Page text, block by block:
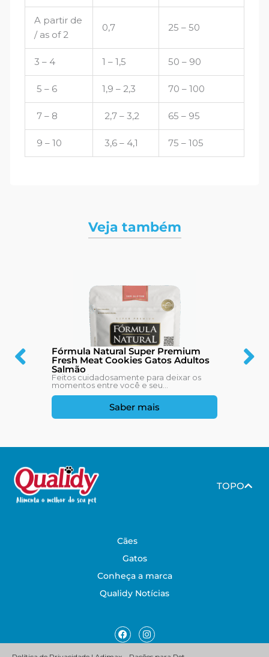
A partir de
/ as of 2
0,7 25 – 50
3 – 4 1 – 1,5 50 – 90
5 – 6 1,9 – 2,3 70 – 100
7 – 8 2,7 – 3,2 65 – 95
9 – 10 3,6 – 4,1 75 – 105
Veja também
Fórmula Natural Super Premium
Fresh Meat Cookies Gatos Adultos
Salmão
Feitos cuidadosamente para deixar os
momentos entre você e seu...
Saber mais
TOPO
Cães
Gatos
Conheça a marca
Qualidy Notícias
FacebookInstagram